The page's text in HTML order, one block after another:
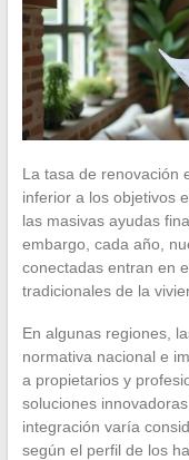
La tasa de renovación
inferior a los objetivos
las masivas ayudas
embargo, cada año,
conectadas entran en
tradicionales de la
En algunas regiones,
normativa nacional e
a propietarios y
soluciones
integración varía
según el perfil de los